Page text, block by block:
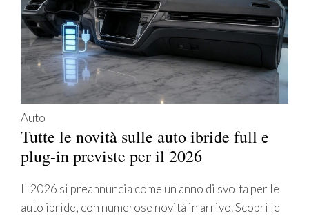
Auto
Tutte le novità sulle auto ibride full e
plug-in previste per il 2026
Il 2026 si preannuncia come un anno di svolta per le
auto ibride, con numerose novità in arrivo. Scopri le